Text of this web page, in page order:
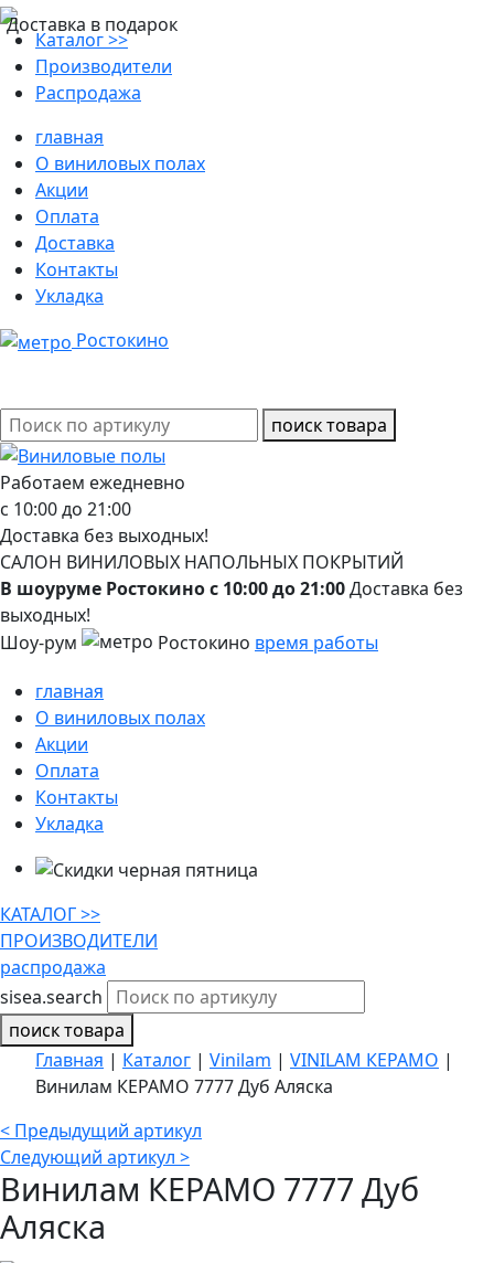
Каталог >>
Производители
Распродажа
главная
О виниловых полах
Акции
Оплата
Доставка
Контакты
Укладка
Ростокино
поиск товара
Работаем ежедневно
с 10:00 до 21:00
Доставка без выходных!
САЛОН ВИНИЛОВЫХ НАПОЛЬНЫХ ПОКРЫТИЙ
В шоуруме Ростокинос 10:00 до 21:00Доставка без
выходных!
Шоу-рум
Ростокино время работы
главная
О виниловых полах
Акции
Оплата
Контакты
Укладка
КАТАЛОГ >>
ПРОИЗВОДИТЕЛИ
распродажа
sisea.search
поиск товара
Главная | Каталог | Vinilam | VINILAM КЕРАМО |
Винилам КЕРАМО 7777 Дуб Аляска
< Предыдущий артикул
Следующий артикул >
Винилам КЕРАМО 7777 Дуб
Аляска
Доставка в подарок